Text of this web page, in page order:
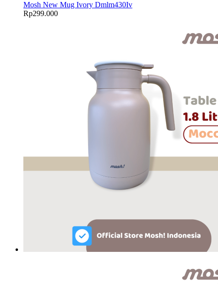
Mosh New Mug Ivory Dmlm430Iv
Rp299.000